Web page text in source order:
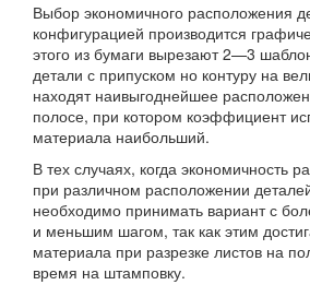
Выбор экономичного расположения
конфигурацией произво­дится
этого из бумаги вырезают 2—3
детали с припуском но контуру на
находят наивыгоднейшее
полосе, при котором коэффициент
материала наибольший.
В тех случаях, когда экономичность
при различном располо­жении
необходимо принимать вариант с
и меньшим шагом, так как этим
материала при разрезке листов на
время на штамповку.